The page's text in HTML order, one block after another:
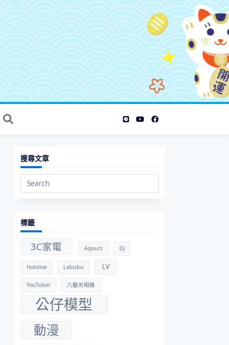
搜尋文章
Search
標籤
3C家電 Aqours DJ
Hololive Labubu LV
YouTuber 八釐米相機
公仔模型
動漫